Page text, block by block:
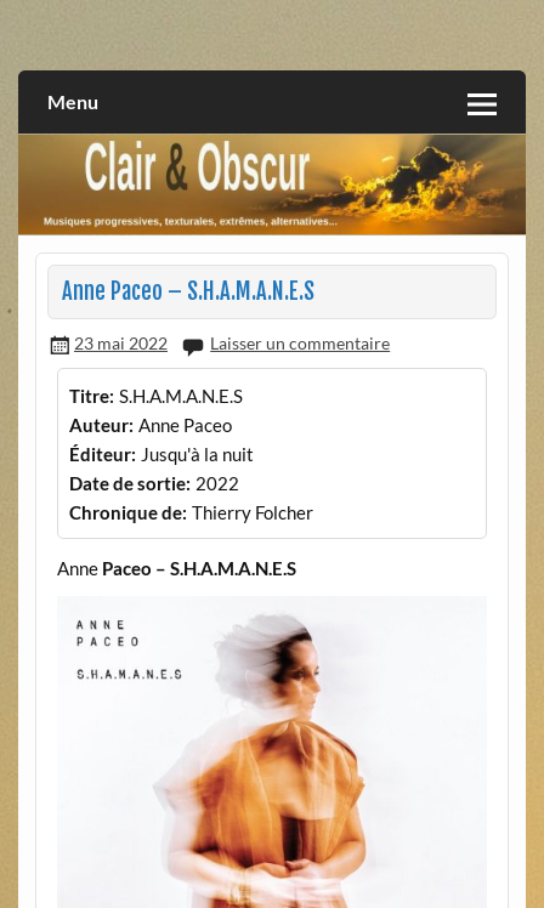
extrêmes, alternatives, texturales
Menu
Anne Paceo – S.H.A.M.A.N.E.S
23 mai 2022 Laisser un commentaire
Titre: S.H.A.M.A.N.E.S
Auteur: Anne Paceo
Éditeur: Jusqu'à la nuit
Date de sortie: 2022
Chronique de: Thierry Folcher
AnnePaceo – S.H.A.M.A.N.E.S